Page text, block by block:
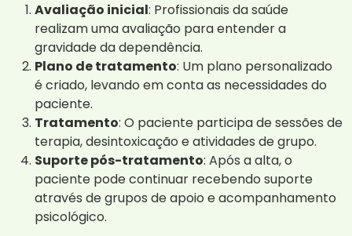
Avaliação inicial: Profissionais da saúde
realizam uma avaliação para entender a
gravidade da dependência.
Plano de tratamento: Um plano personalizado
é criado, levando em conta as necessidades do
paciente.
Tratamento: O paciente participa de sessões de
terapia, desintoxicação e atividades de grupo.
Suporte pós-tratamento: Após a alta, o
paciente pode continuar recebendo suporte
através de grupos de apoio e acompanhamento
psicológico.